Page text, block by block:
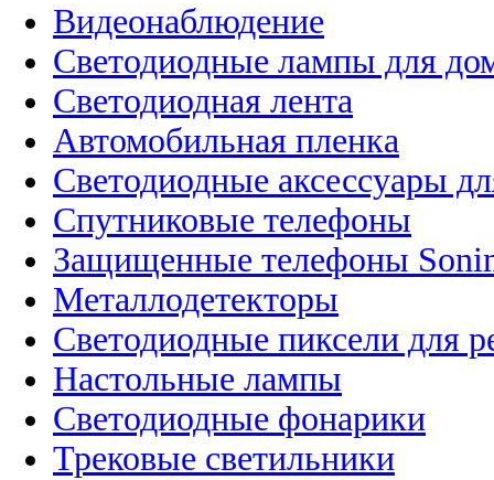
Видеонаблюдение
Светодиодные лампы для
Светодиодная лента
Автомобильная пленка
Светодиодные аксессуары
Спутниковые телефоны
Защищенные телефоны
Металлодетекторы
Светодиодные пиксели для
Настольные лампы
Светодиодные фонарики
Трековые светильники